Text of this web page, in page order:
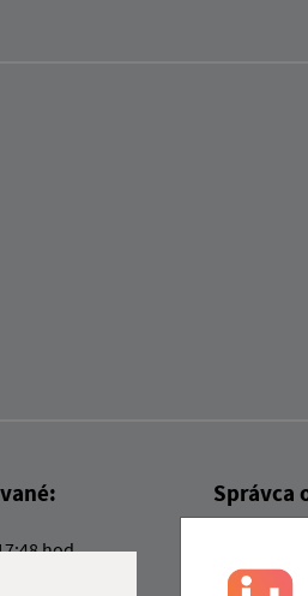
hod.
Správca
Správca
Vytvorené